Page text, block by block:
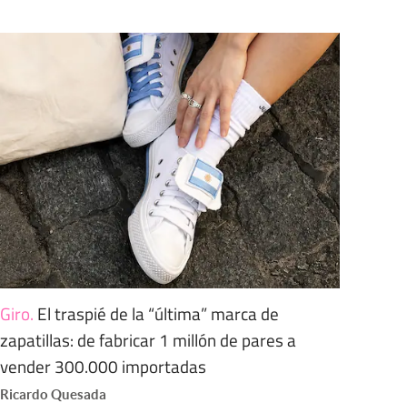
Giro. El traspié de la “última” marca de
zapatillas: de fabricar 1 millón de pares a
vender 300.000 importadas
Ricardo Quesada